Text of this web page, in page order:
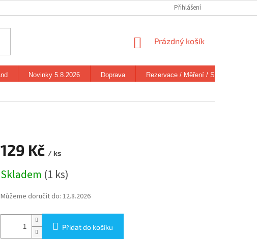
Přihlášení
NÁKUPNÍ
Prázdný košík
Novinky 5.8.2026 Doprava Rezervace / Měření / Stav zboží
129 Kč / ks
cena:
Skladem (1 ks)
Můžeme doručit do: 12.8.2026
Přidat do košíku